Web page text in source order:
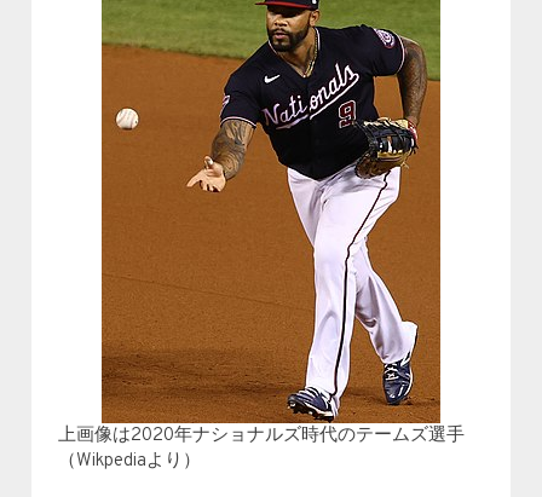
上画像は2020年ナショナルズ時代のテームズ選手
（Wikpediaより）